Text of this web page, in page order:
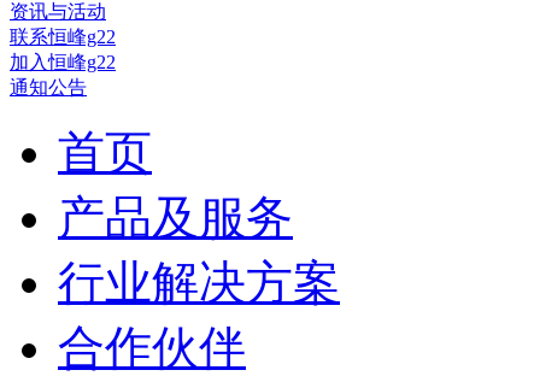
资讯与活动
联系恒峰g22
加入恒峰g22
通知公告
首页
产品及服务
行业解决方案
合作伙伴